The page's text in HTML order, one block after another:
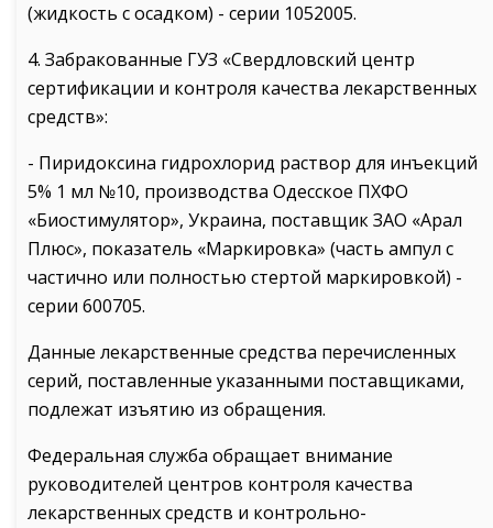
(жидкость с осадком) - серии 1052005.
4. Забракованные ГУЗ «Свердловский центр
сертификации и контроля качества лекарственных
средств»:
- Пиридоксина гидрохлорид раствор для инъекций
5% 1 мл №10, производства Одесское ПХФО
«Биостимулятор», Украина, поставщик ЗАО «Арал
Плюс», показатель «Маркировка» (часть ампул с
частично или полностью стертой маркировкой) -
серии 600705.
Данные лекарственные средства перечисленных
серий, поставленные указанными поставщиками,
подлежат изъятию из обращения.
Федеральная служба обращает внимание
руководителей центров контроля качества
лекарственных средств и контрольно-